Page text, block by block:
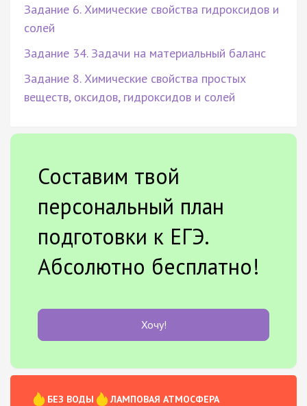
Задание 6. Химические свойства гидроксидов и
солей
Задание 34. Задачи на материальный баланс
Задание 8. Химические свойства простых
веществ, оксидов, гидроксидов и солей
Составим твой
персональный план
подготовки к ЕГЭ.
Абсолютно бесплатно!
Хочу!
БЕЗ ВОДЫ
ЛАМПОВАЯ АТМОСФЕРА